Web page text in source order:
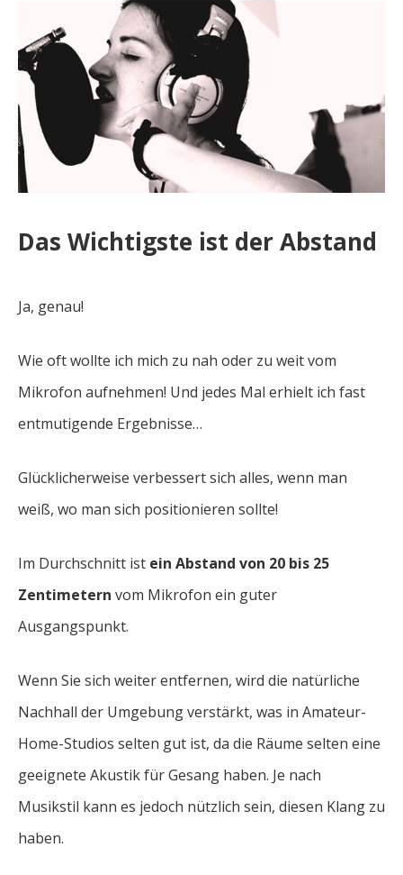
Das Wichtigste ist der Abstand
Ja, genau!
Wie oft wollte ich mich zu nah oder zu weit vom
Mikrofon aufnehmen! Und jedes Mal erhielt ich fast
entmutigende Ergebnisse…
Glücklicherweise verbessert sich alles, wenn man
weiß, wo man sich positionieren sollte!
Im Durchschnitt ist ein Abstand von 20 bis 25
Zentimetern vom Mikrofon ein guter
Ausgangspunkt.
Wenn Sie sich weiter entfernen, wird die natürliche
Nachhall der Umgebung verstärkt, was in Amateur-
Home-Studios selten gut ist, da die Räume selten eine
geeignete Akustik für Gesang haben. Je nach
Musikstil kann es jedoch nützlich sein, diesen Klang zu
haben.